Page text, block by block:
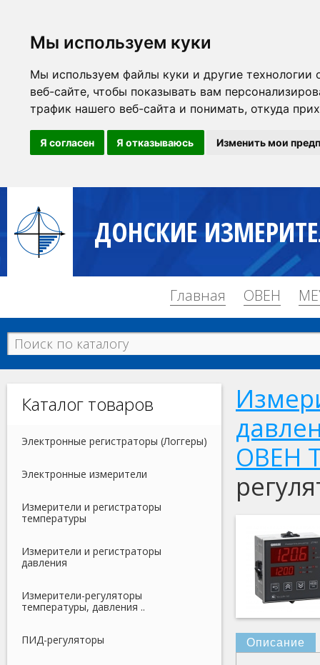
Мы используем куки
Мы используем файлы куки и другие
веб-сайте, чтобы показывать вам
трафик нашего веб-сайта и понимать, откуда
Я согласен Я отказываюсь Изменить мои
ДОНСКИЕ
Главная ОВЕН
Каталог товаров
Электронные регистраторы (Логгеры)
Электронные измерители
Измерители и регистраторы
температуры
Измерители и регистраторы
давления
Измерители-регуляторы
температуры, давления ..
ПИД-регуляторы
ОВЕН
Описание